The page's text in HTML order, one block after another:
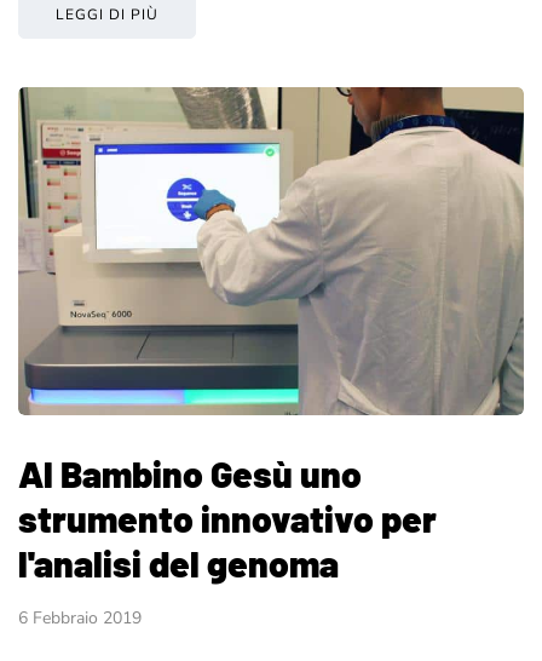
LEGGI DI PIÙ
Al Bambino Gesù uno
strumento innovativo per
l'analisi del genoma
6 Febbraio 2019